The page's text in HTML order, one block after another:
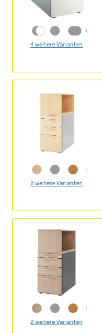
4 weitere Varianten
2 weitere Varianten
2 weitere Varianten